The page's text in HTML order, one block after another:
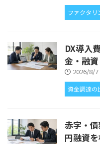
ファクタリ
DX導入
金・融
2026/8/7
資金調達の
赤字・
円融資